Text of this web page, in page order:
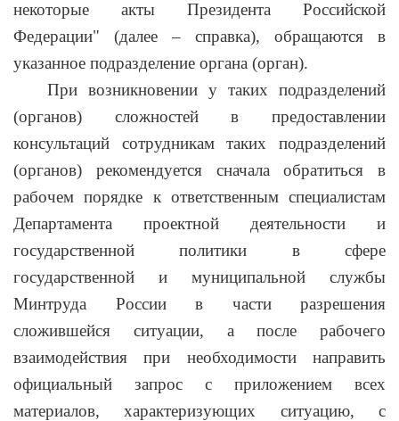
некоторые акты Президента Российской
Федерации" (далее – справка), обращаются в
указанное подразделение органа (орган).
При возникновении у таких подразделений
(органов) сложностей в предоставлении
консультаций сотрудникам таких подразделений
(органов) рекомендуется сначала обратиться в
рабочем порядке к ответственным специалистам
Департамента проектной деятельности и
государственной политики в сфере
государственной и муниципальной службы
Минтруда России в части разрешения
сложившейся ситуации, а после рабочего
взаимодействия при необходимости направить
официальный запрос с приложением всех
материалов, характеризующих ситуацию, с